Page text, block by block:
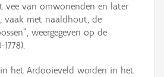
vee van omwonenden en later
vaak met naaldhout, de
weergegeven op de
in het Ardooieveld worden in het